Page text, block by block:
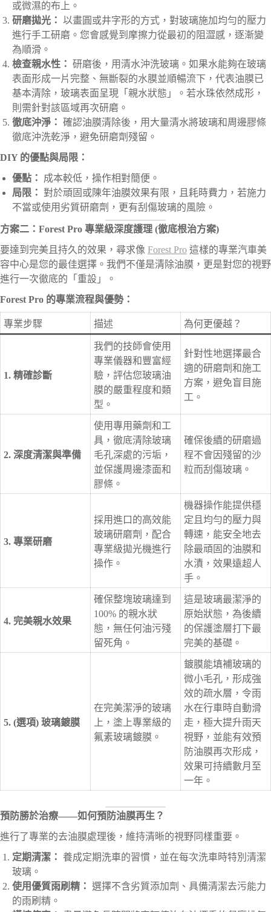
或微濕的布上。
研磨拋光： 以畫圓或井字形的方式，對玻璃施加均勻的壓力
進行手工研磨。您會感覺到摩擦力從最初的阻澀感，逐漸變
為順滑。
檢查親水性： 研磨後，用清水沖洗玻璃。如果水能夠在玻璃
表面形成一片完整、無斷裂的水膜並順暢流下，代表油膜已
基本清除，玻璃表面呈現「親水狀態」。若水珠依然成形，
則需針對該區域再次研磨。
徹底沖淨： 確認油膜清除後，用大量清水將玻璃和周邊膠條
徹底沖洗乾淨，避免研磨劑殘留。
DIY 的優點與局限：
優點：
成本較低，操作相對簡便。
局限： 對於頑固或陳年油膜效果有限，且耗時費力，若施力
不當或使用劣質研磨劑，更有刮傷玻璃的風險。
方案二：Forest Pro 專業級深度護理 (徹底根治方案)
要達到完美且持久的效果，尋求像 Forest Pro 這樣的專業汽車美
容中心是您的最佳選擇。我們不僅是清除油膜，更是對您的視野
進行一次徹底的「重設」。
Forest Pro 的專業流程與優勢：
專業步驟 描述 為何更優越？
1. 精確診斷
我們的技師會使用
專業儀器和豐富經
驗，評估您玻璃油
膜的嚴重程度和類
型。
針對性地選擇最合
適的研磨劑和施工
方案，避免盲目施
工。
2. 深度清潔與準備
使用專用藥劑和工
具，徹底清除玻璃
毛孔深處的污垢，
並保護周邊漆面和
膠條。
確保後續的研磨過
程不會因殘留的沙
粒而刮傷玻璃。
3. 專業研磨
採用進口的高效能
玻璃研磨劑，配合
專業級拋光機進行
操作。
機器操作能提供穩
定且均勻的壓力與
轉速，能安全地去
除最頑固的油膜和
水漬，效果遠超人
手。
4. 完美親水效果
確保整塊玻璃達到
100% 的親水狀
態，無任何油污殘
留死角。
這是玻璃最潔淨的
原始狀態，為後續
的保護塗層打下最
完美的基礎。
5. (選項) 玻璃鍍膜
在完美潔淨的玻璃
上，塗上專業級的
氟素玻璃鍍膜。
鍍膜能填補玻璃的
微小毛孔，形成強
效的疏水層，令雨
水在行車時自動滑
走，極大提升雨天
視野，並能有效預
防油膜再次形成，
效果可持續數月至
一年。
預防勝於治療——如何預防油膜再生？
進行了專業的去油膜處理後，維持清晰的視野同樣重要。
定期清潔： 養成定期洗車的習慣，並在每次洗車時特別清潔
玻璃。
使用優質雨刷精： 選擇不含劣質添加劑、具備清潔去污能力
的雨刷精。